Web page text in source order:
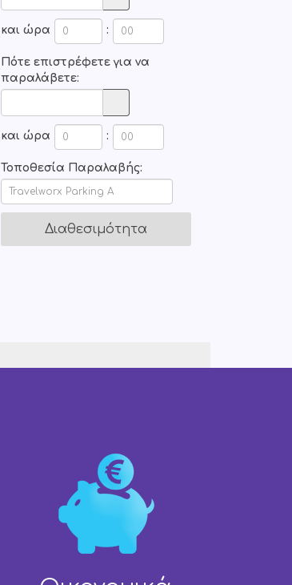
και ώρα :
Πότε επιστρέφετε για να
παραλάβετε:
και ώρα :
Τοποθεσία Παραλαβής: